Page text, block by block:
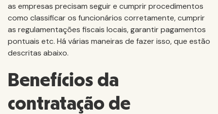
as empresas precisam seguir e cumprir procedimentos
como classificar os funcionários corretamente, cumprir
as regulamentações fiscais locais, garantir pagamentos
pontuais etc. Há várias maneiras de fazer isso, que estão
descritas abaixo.
Benefícios da
contratação de